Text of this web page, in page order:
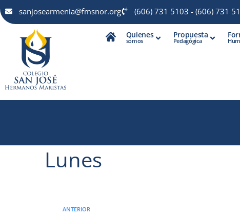
sanjosearmenia@fmsnor.org (606) 731 5103 - (606) 731
Quienes
somos
Propuesta
Pedagógica
Lunes
ANTERIOR